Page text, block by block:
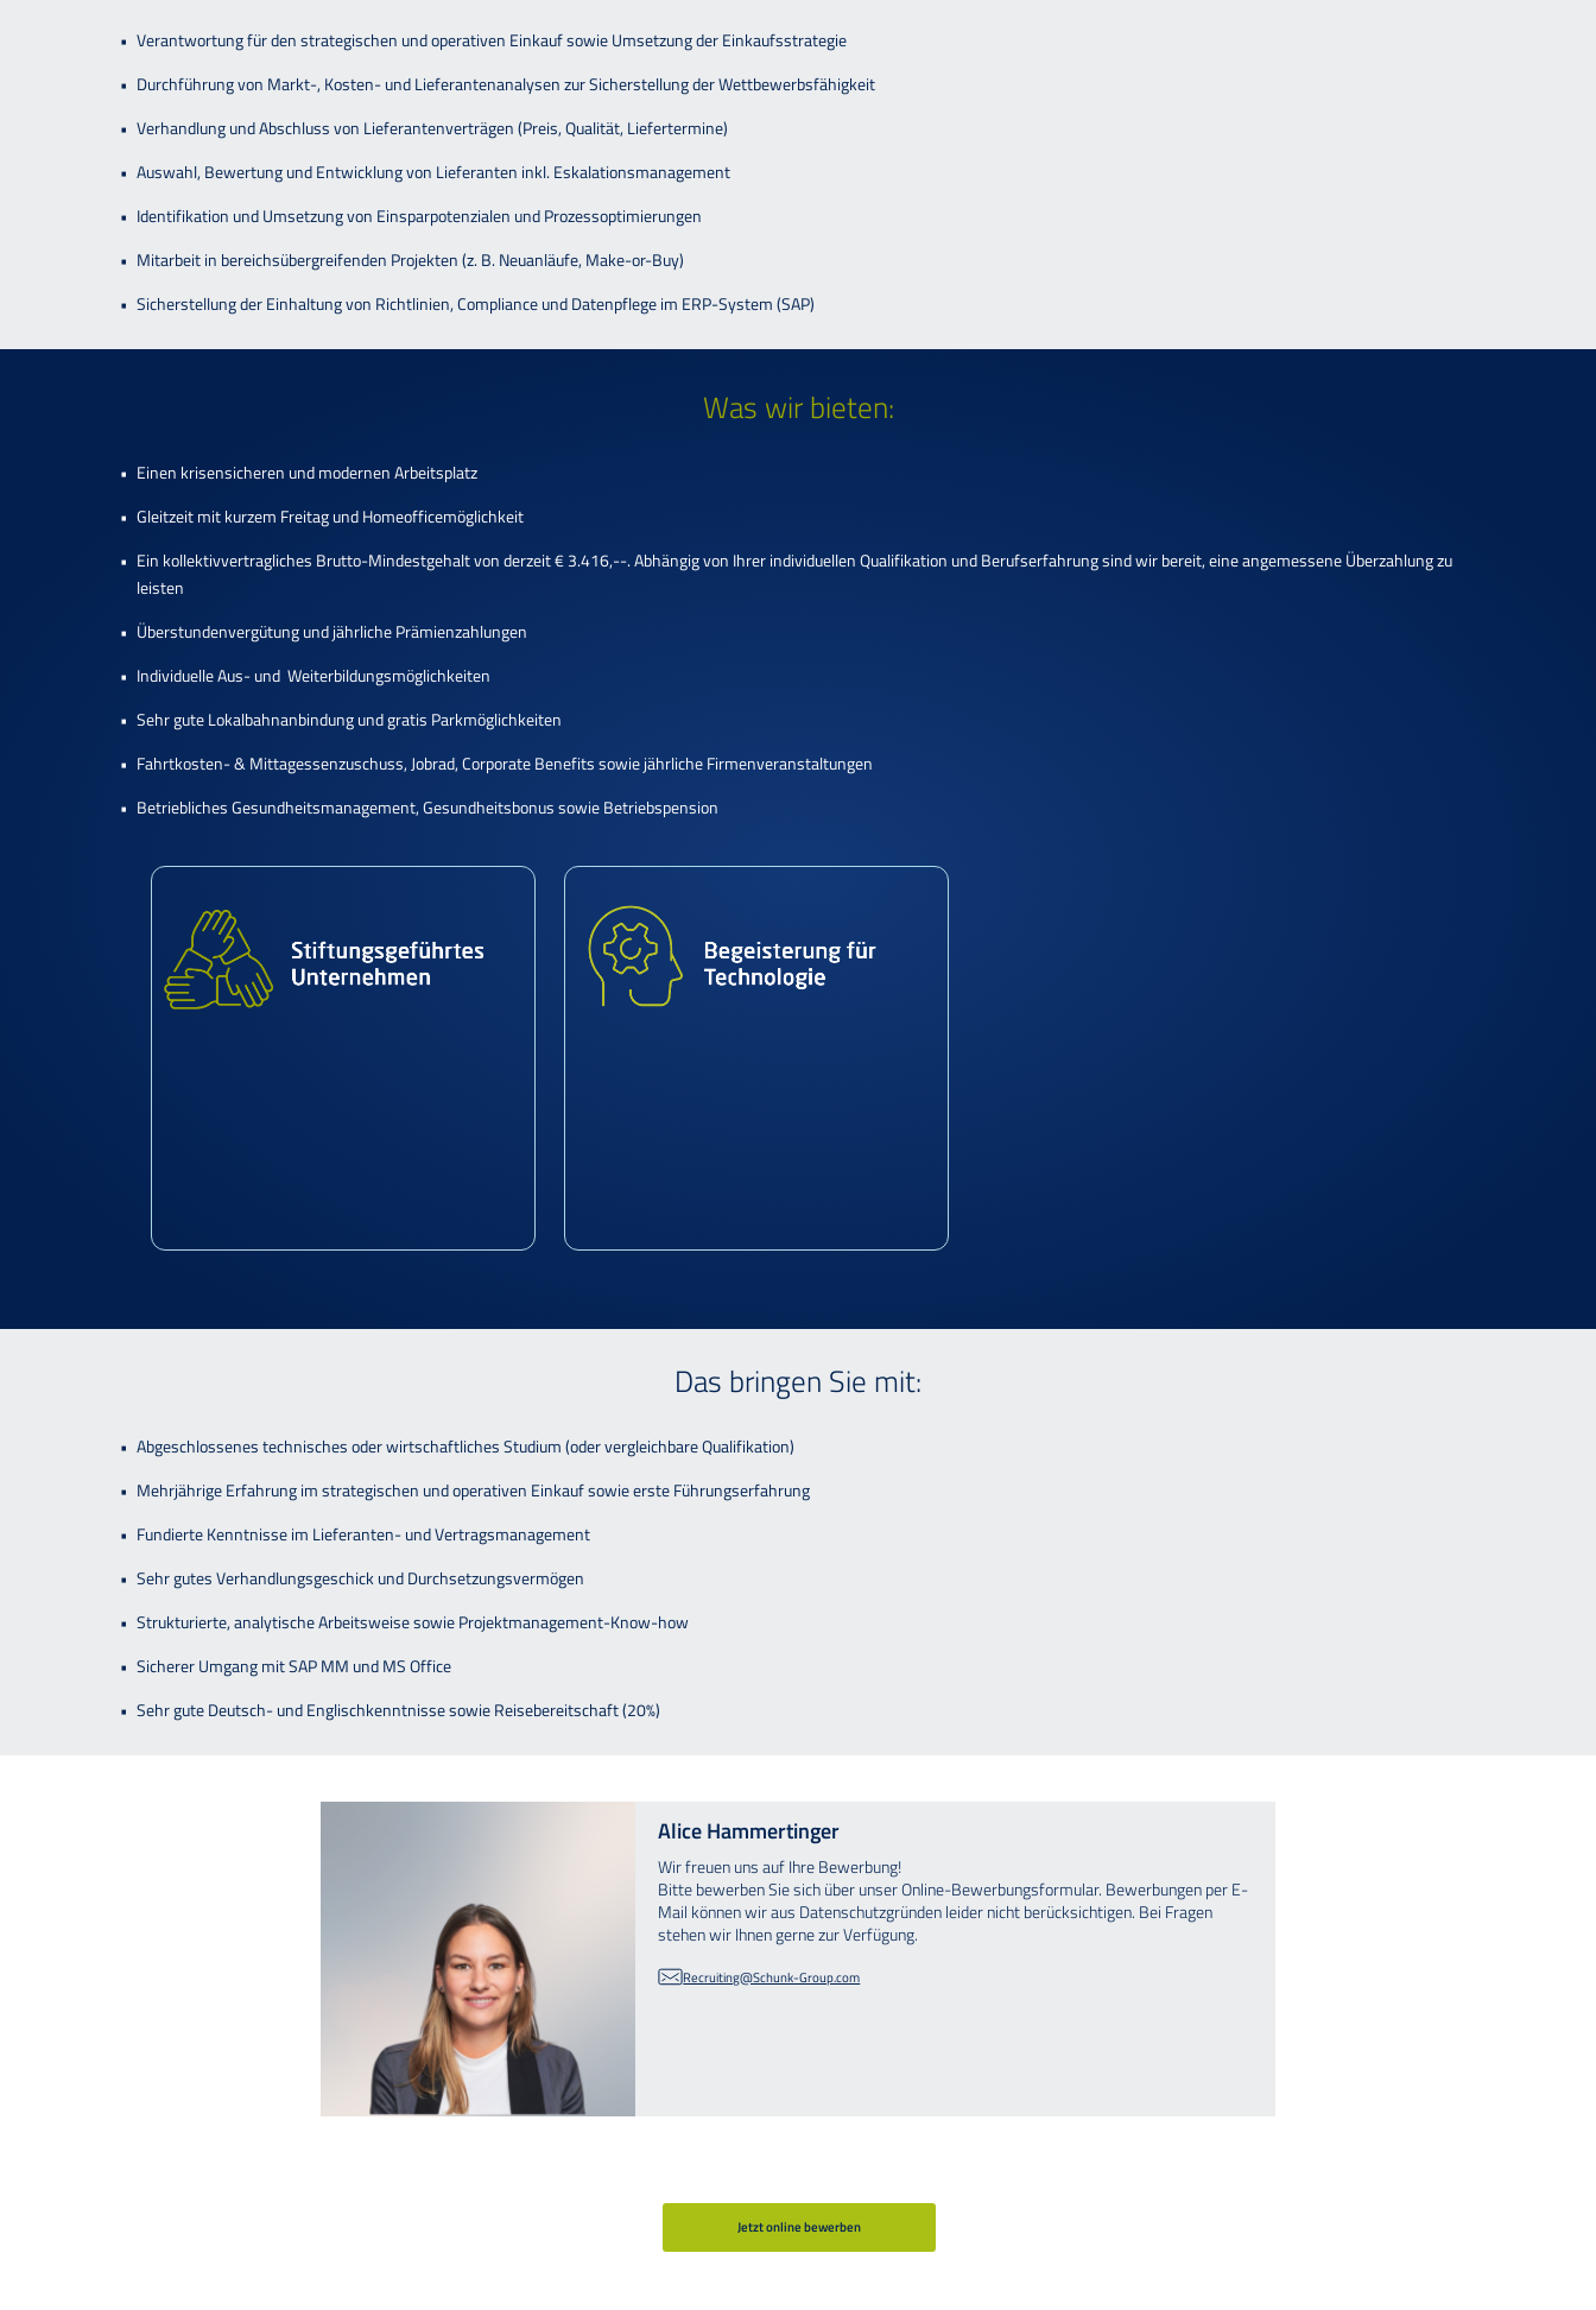
Verantwortung für den strategischen und operativen Einkauf sowie Umsetzung der Einkaufsstrategie
Durchführung von Markt-, Kosten- und Lieferantenanalysen zur Sicherstellung der Wettbewerbsfähigkeit
Verhandlung und Abschluss von Lieferantenverträgen (Preis, Qualität, Liefertermine)
Auswahl, Bewertung und Entwicklung von Lieferanten inkl. Eskalationsmanagement
Identifikation und Umsetzung von Einsparpotenzialen und Prozessoptimierungen
Mitarbeit in bereichsübergreifenden Projekten (z. B. Neuanläufe, Make-or-Buy)
Sicherstellung der Einhaltung von Richtlinien, Compliance und Datenpflege im ERP-System (SAP)
Was wir bieten:
Einen krisensicheren und modernen Arbeitsplatz
Gleitzeit mit kurzem Freitag und Homeofficemöglichkeit
Ein kollektivvertragliches Brutto-Mindestgehalt von derzeit € 3.416,--. Abhängig von Ihrer individuellen Qualifikation und Berufserfahrung sind wir bereit, eine angemessene Überzahlung zu
leisten
Überstundenvergütung und jährliche Prämienzahlungen
Individuelle Aus- und Weiterbildungsmöglichkeiten
Sehr gute Lokalbahnanbindung und gratis Parkmöglichkeiten
Fahrtkosten- & Mittagessenzuschuss, Jobrad, Corporate Benefits sowie jährliche Firmenveranstaltungen
Betriebliches Gesundheitsmanagement, Gesundheitsbonus sowie Betriebspension
Das bringen Sie mit:
Abgeschlossenes technisches oder wirtschaftliches Studium (oder vergleichbare Qualifikation)
Mehrjährige Erfahrung im strategischen und operativen Einkauf sowie erste Führungserfahrung
Fundierte Kenntnisse im Lieferanten- und Vertragsmanagement
Sehr gutes Verhandlungsgeschick und Durchsetzungsvermögen
Strukturierte, analytische Arbeitsweise sowie Projektmanagement-Know-how
Sicherer Umgang mit SAP MM und MS Office
Sehr gute Deutsch- und Englischkenntnisse sowie Reisebereitschaft (20%)
Alice Hammertinger
Wir freuen uns auf Ihre Bewerbung!
Bitte bewerben Sie sich über unser Online-Bewerbungsformular. Bewerbungen per E-
Mail können wir aus Datenschutzgründen leider nicht berücksichtigen. Bei Fragen
stehen wir Ihnen gerne zur Verfügung.
Recruiting@Schunk-Group.com
Jetzt online bewerben